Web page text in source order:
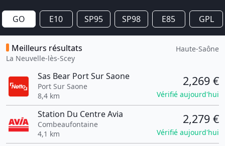
GO E10 SP95 SP98 E85 GPL
Meilleurs résultats
La Neuvelle-lès-Scey
Haute-Saône
Sas Bear Port Sur Saone
Port Sur Saone
8,4 km
2,269 €
Vérifié aujourd'hui
Station Du Centre Avia
Combeaufontaine
4,1 km
2,279 €
Vérifié aujourd'hui